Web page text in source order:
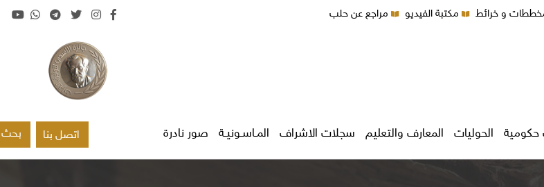
و خرائط مكتبة الفيديو مراجع عن حلب
حكومية الحوليات المعارف والتعليم سجلات الاشراف المـاسـونيـة صور نادرة اتصل بنا بحث